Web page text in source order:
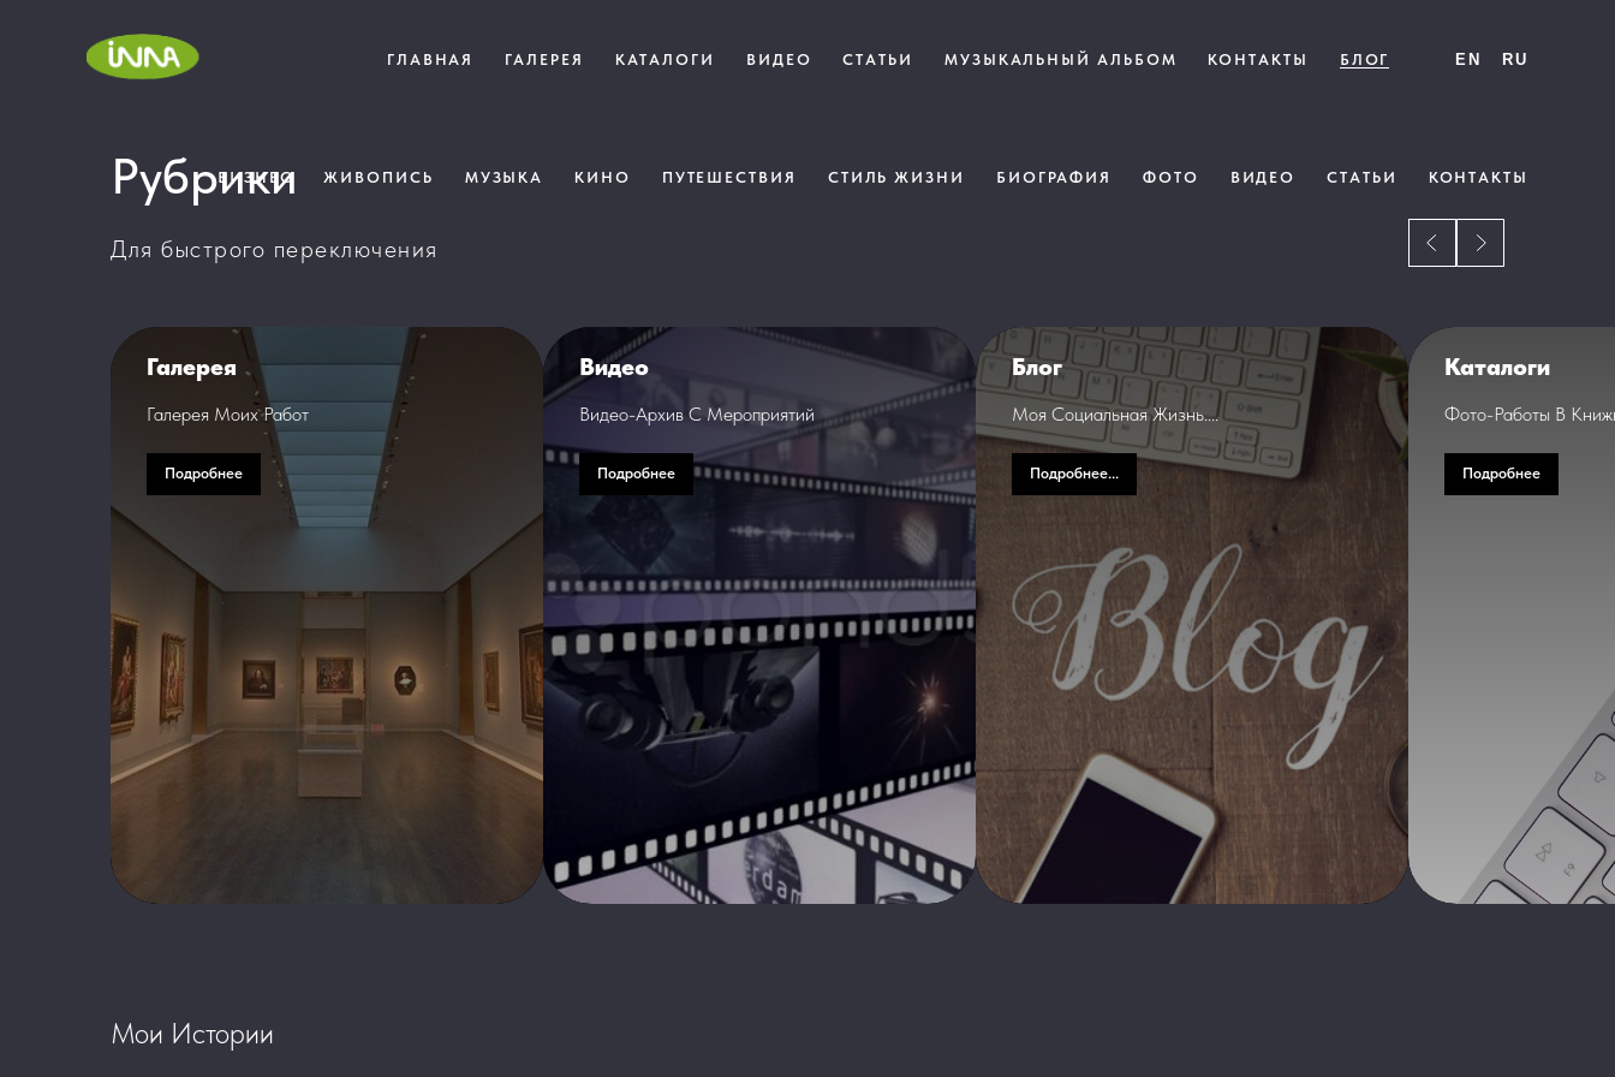
БИЗНЕС ЖИВОПИСЬ МУЗЫКА КИНО ПУТЕШЕСТВИЯ СТИЛЬ ЖИЗНИ БИОГРАФИЯ ФОТО ВИДЕО СТАТЬИ КОНТАКТЫ
ГЛАВНАЯ ГАЛЕРЕЯ КАТАЛОГИ ВИДЕО СТАТЬИ МУЗЫКАЛЬНЫЙ АЛЬБОМ КОНТАКТЫ БЛОГ EN RU
Рубрики
Для быстрого переключения
Галерея
Галерея Моих Работ
Подробнее
Видео
Видео-Архив С Мероприятий
Подробнее
Блог
Моя Социальная Жизнь....
Подробнее...
Каталоги
Фото-Работы В
Подробнее
Мои Истории